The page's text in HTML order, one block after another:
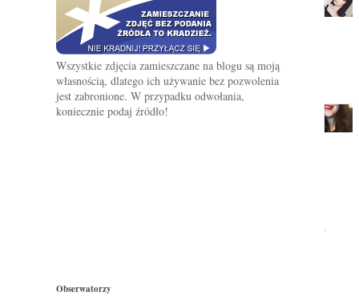
Wszystkie zdjęcia zamieszczane na blogu są moją
własnością, dlatego ich używanie bez pozwolenia
jest zabronione. W przypadku odwołania,
koniecznie podaj źródło!
Obserwatorzy